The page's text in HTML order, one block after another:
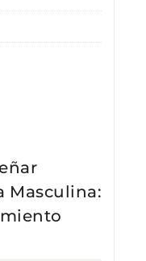
Masculina: